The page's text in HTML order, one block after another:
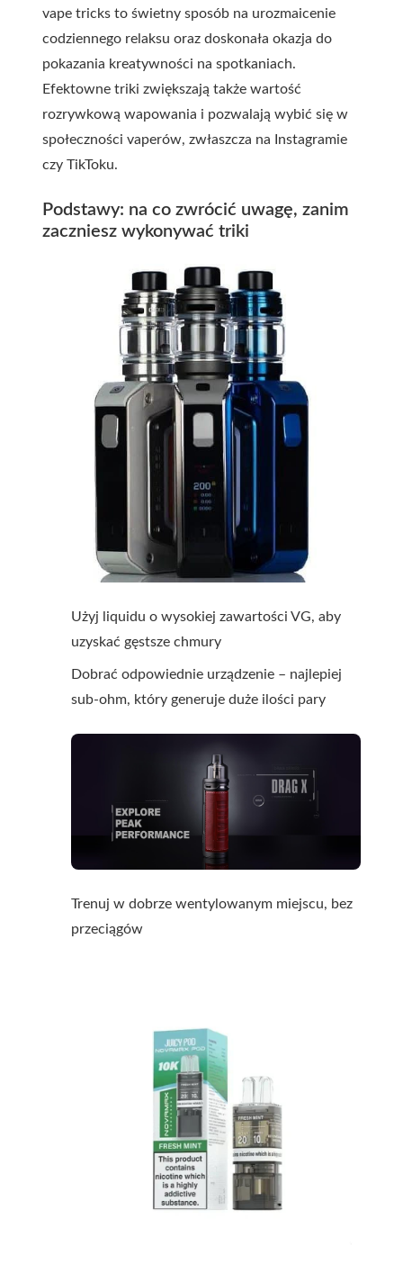
vape tricks to świetny sposób na urozmaicenie
codziennego relaksu oraz doskonała okazja do
pokazania kreatywności na spotkaniach.
Efektowne triki zwiększają także wartość
rozrywkową wapowania i pozwalają wybić się w
społeczności vaperów, zwłaszcza na Instagramie
czy TikToku.
Podstawy: na co zwrócić uwagę, zanim
zaczniesz wykonywać triki
Użyj liquidu o wysokiej zawartości VG, aby
uzyskać gęstsze chmury
Dobrać odpowiednie urządzenie – najlepiej
sub-ohm, który generuje duże ilości pary
Trenuj w dobrze wentylowanym miejscu, bez
przeciągów